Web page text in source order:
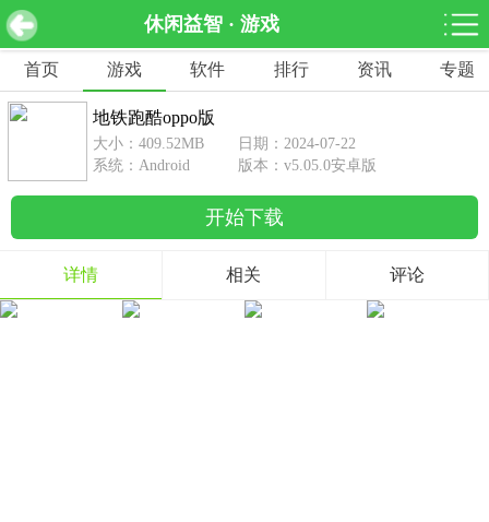
休闲益智 · 游戏
网游分类 软件分类
休闲益智
462款游戏
赛车竞速
122款游戏
43款游戏
1642款游戏
动作射击
351款游戏
69款游戏
经营养成
策略塔防
冒险解谜
首页 游戏 软件 排行 资讯 专题
地铁跑酷oppo版 v5.05.0安卓版 下载
地铁跑酷oppo版
大小：409.52MB
日期：2024-07-22
系统：Android
版本：v5.05.0安卓版
开始下载
详情 相关 评论